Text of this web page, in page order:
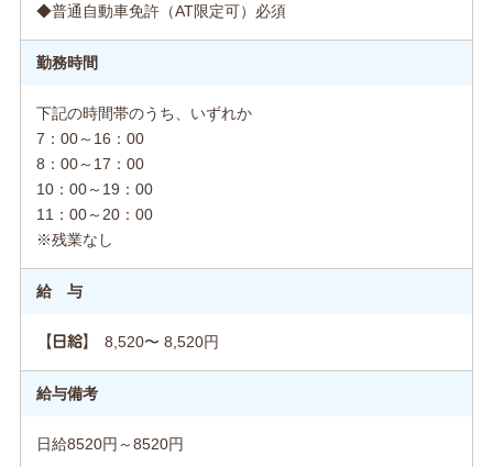
◆普通自動車免許（AT限定可）必須
勤務時間
下記の時間帯のうち、いずれか
7：00～16：00
8：00～17：00
10：00～19：00
11：00～20：00
※残業なし
給 与
【日給】 8,520〜 8,520円
給与備考
日給8520円～8520円